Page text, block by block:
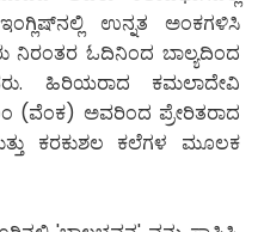
ಉನ್ನತ ಅಂಕಗಳಿಸಿ
ನಿರಂತರ ಓದಿನಿಂದ ಬಾಲ್ಯದಿಂದ
ಹಿರಿಯರಾದ ಕಮಲಾದೇವಿ
(ವೆಂಕ) ಅವರಿಂದ ಪ್ರೇರಿತರಾದ
ಕರಕುಶಲ ಕಲೆಗಳ ಮೂಲಕ